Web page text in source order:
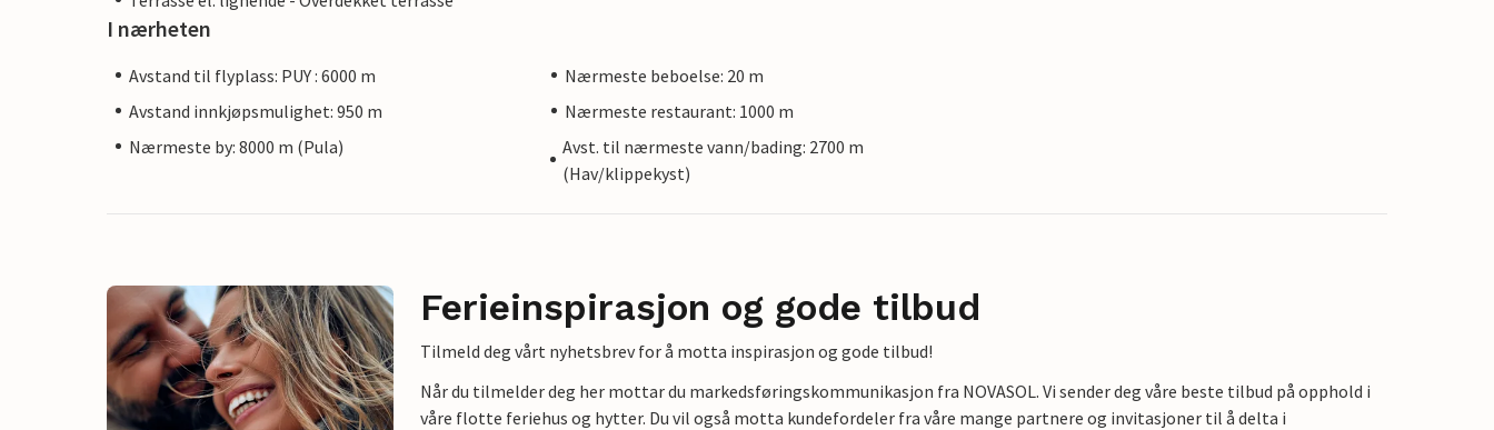
I nærheten
Avstand til flyplass: PUY : 6000 m
Nærmeste beboelse: 20 m
Avstand innkjøpsmulighet: 950 m
Nærmeste restaurant: 1000 m
Nærmeste by: 8000 m (Pula)
Avst. til nærmeste vann/bading: 2700 m
(Hav/klippekyst)
Ferieinspirasjon og gode tilbud
Tilmeld deg vårt nyhetsbrev for å motta inspirasjon og gode tilbud!
Når du tilmelder deg her mottar du markedsføringskommunikasjon fra NOVASOL. Vi sender deg våre beste tilbud på opphold i
våre flotte feriehus og hytter. Du vil også motta kundefordeler fra våre mange partnere og invitasjoner til å delta i